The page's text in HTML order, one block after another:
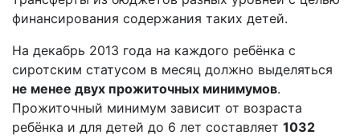
финансирования содержания таких детей.
На декабрь 2013 года на каждого ребёнка с
сиротским статусом в месяц должно выделяться
не менее двух прожиточных минимумов.
Прожиточный минимум зависит от возраста
ребёнка и для детей до 6 лет составляет 1032